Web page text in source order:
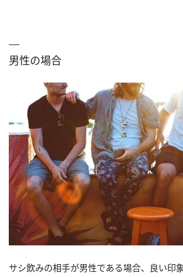
男性の場合
サシ飲みの相手が男性である場合、良い印